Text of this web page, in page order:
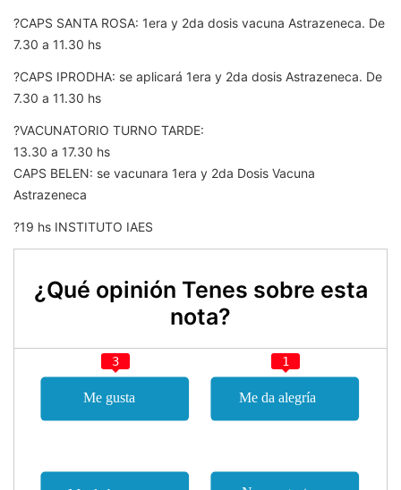
?CAPS SANTA ROSA: 1era y 2da dosis vacuna Astrazeneca. De
7.30 a 11.30 hs
?CAPS IPRODHA: se aplicará 1era y 2da dosis Astrazeneca. De
7.30 a 11.30 hs
?VACUNATORIO TURNO TARDE:
13.30 a 17.30 hs
CAPS BELEN: se vacunara 1era y 2da Dosis Vacuna
Astrazeneca
?19 hs INSTITUTO IAES
¿Qué opinión Tenes sobre esta
nota?
3 1